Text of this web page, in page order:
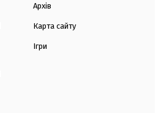
Архів
Карта сайту
Ігри